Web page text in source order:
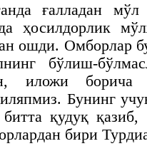
ғалладан мўл
ҳосилдорлик
ошди. Омборлар
бўлиш-
иложи борича
Бунинг
қудуқ қазиб,
бири